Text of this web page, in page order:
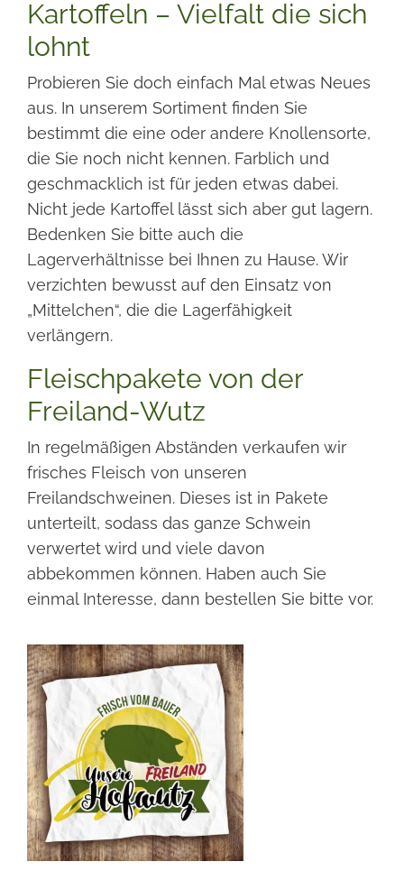
Kartoffeln – Vielfalt die sich
lohnt
Probieren Sie doch einfach Mal etwas Neues
aus. In unserem Sortiment finden Sie
bestimmt die eine oder andere Knollensorte,
die Sie noch nicht kennen. Farblich und
geschmacklich ist für jeden etwas dabei.
Nicht jede Kartoffel lässt sich aber gut lagern.
Bedenken Sie bitte auch die
Lagerverhältnisse bei Ihnen zu Hause. Wir
verzichten bewusst auf den Einsatz von
„Mittelchen“, die die Lagerfähigkeit
verlängern.
Fleischpakete von der
Freiland-Wutz
In regelmäßigen Abständen verkaufen wir
frisches Fleisch von unseren
Freilandschweinen. Dieses ist in Pakete
unterteilt, sodass das ganze Schwein
verwertet wird und viele davon
abbekommen können. Haben auch Sie
einmal Interesse, dann bestellen Sie bitte vor.